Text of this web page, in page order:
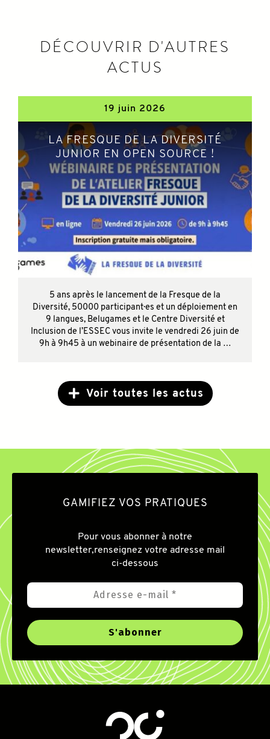
DÉCOUVRIR D'AUTRES
ACTUS
19 juin 2026
LA FRESQUE DE LA DIVERSITÉ
JUNIOR EN OPEN SOURCE !
5 ans après le lancement de la Fresque de la
Diversité, 50000 participant·es et un déploiement en
9 langues, Belugames et le Centre Diversité et
Inclusion de l’ESSEC vous invite le vendredi 26 juin de
9h à 9h45 à un webinaire de présentation de la …
Voir toutes les actus
GAMIFIEZ VOS PRATIQUES
Pour vous abonner à notre
newsletter,renseignez votre adresse mail
ci-dessous